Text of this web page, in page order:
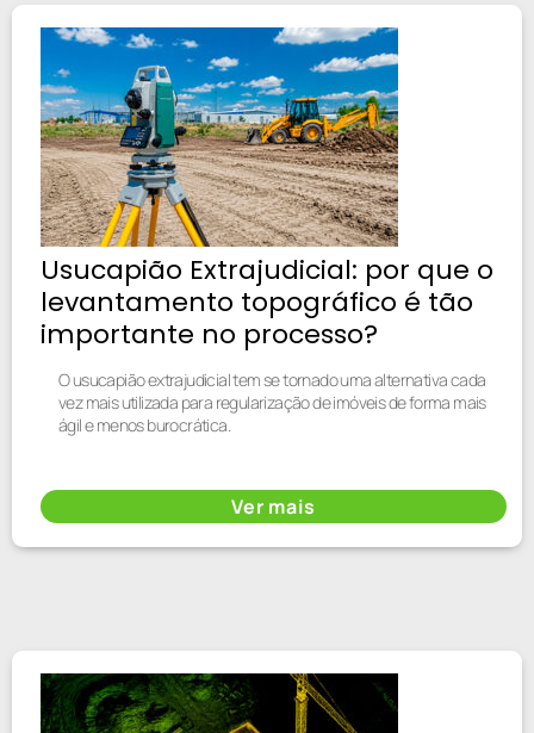
Usucapião Extrajudicial: por que o
levantamento topográfico é tão
importante no processo?
O usucapião extrajudicial tem se tornado uma alternativa cada
vez mais utilizada para regularização de imóveis de forma mais
ágil e menos burocrática.
Ver mais